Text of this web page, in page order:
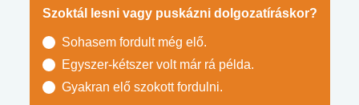
Szoktál lesni vagy puskázni dolgozatíráskor?
Sohasem fordult még elő.
Egyszer-kétszer volt már rá példa.
Gyakran elő szokott fordulni.